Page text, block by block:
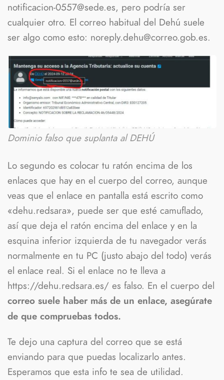
notificacion-0557@sede.es, pero podría ser
cualquier otro. El correo habitual del Dehú suele
ser algo como esto: noreply.dehu@correo.gob.es.
Dominio falso que suplanta al DEHÚ
Lo segundo es colocar tu ratón encima de los
enlaces que hay en el cuerpo del correo, aunque
veas que el enlace en pantalla está escrito como
«dehu.redsara», puede ser que esté camuflado,
así que deja el ratón encima del enlace y en la
esquina inferior izquierda de tu navegador verás
normalmente en tu PC (justo abajo del todo) verás
el enlace real. Si el enlace no te lleva a
https://dehu.redsara.es/ es falso. En el cuerpo del
correo suele haber más de un enlace, asegúrate
de que compruebas todos.
Te dejo una captura del correo que se está
enviando para que puedas localizarlo antes.
Esperamos que esta info te sea de utilidad.